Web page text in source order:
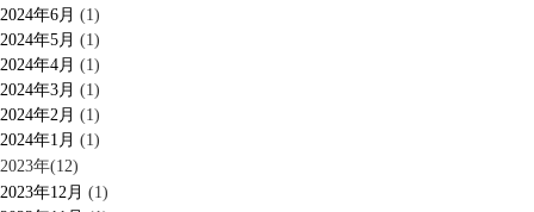
2024年6月 (1)
2024年5月 (1)
2024年4月 (1)
2024年3月 (1)
2024年2月 (1)
2024年1月 (1)
2023年(12)
2023年12月 (1)